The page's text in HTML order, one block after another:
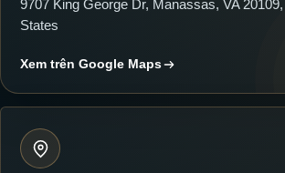
9707 King George Dr, Manassas, VA
States
Xem trên Google Maps